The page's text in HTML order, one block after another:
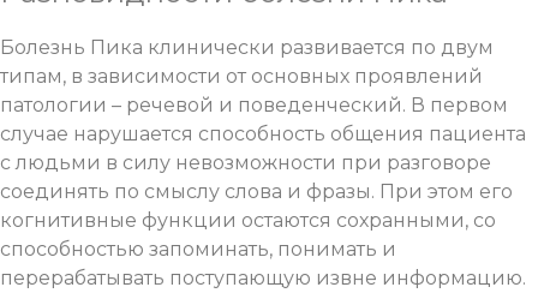
Болезнь Пика клинически развивается по двум
типам, в зависимости от основных проявлений
патологии – речевой и поведенческий. В первом
случае нарушается способность общения пациента
с людьми в силу невозможности при разговоре
соединять по смыслу слова и фразы. При этом его
когнитивные функции остаются сохранными, со
способностью запоминать, понимать и
перерабатывать поступающую извне информацию.